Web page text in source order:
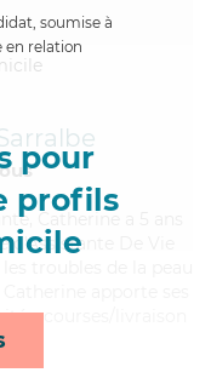
soumise à
en relation
pour
profils
Catherine a 5 ans
d'Assistante De Vie
courses/livraison